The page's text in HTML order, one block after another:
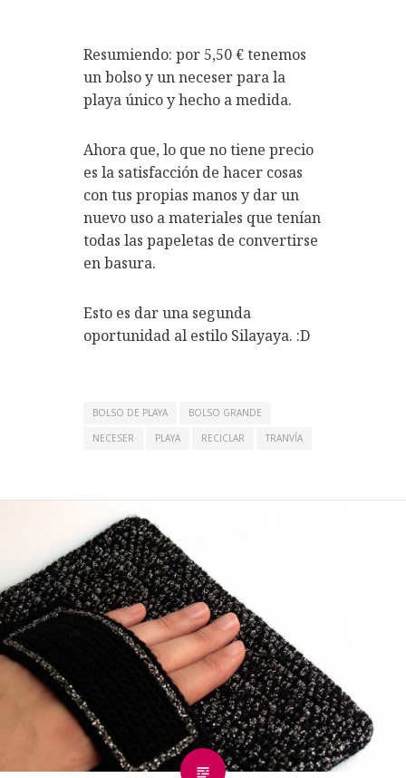
Resumiendo: por 5,50 € tenemos
un bolso y un neceser para la
playa único y hecho a medida.
Ahora que, lo que no tiene precio
es la satisfacción de hacer cosas
con tus propias manos y dar un
nuevo uso a materiales que tenían
todas las papeletas de convertirse
en basura.
Esto es dar una segunda
oportunidad al estilo Silayaya. :D
BOLSO DE PLAYA
BOLSO GRANDE
NECESER
PLAYA RECICLAR TRANVÍA